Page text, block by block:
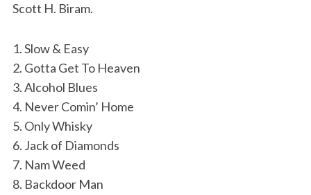
Scott H. Biram.
1. Slow & Easy
2. Gotta Get To Heaven
3. Alcohol Blues
4. Never Comin’ Home
5. Only Whisky
6. Jack of Diamonds
7. Nam Weed
8. Backdoor Man